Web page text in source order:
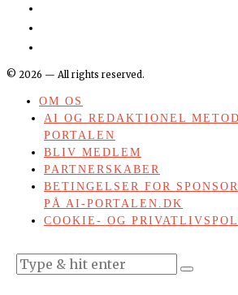
© 2026 — All rights reserved.
OM OS
AI OG REDAKTIONEL
PORTALEN
BLIV MEDLEM
PARTNERSKABER
BETINGELSER FOR
PÅ AI-PORTALEN.DK
COOKIE- OG